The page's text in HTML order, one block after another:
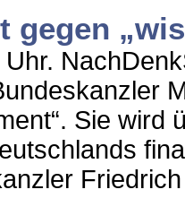
gegen
Sie wird